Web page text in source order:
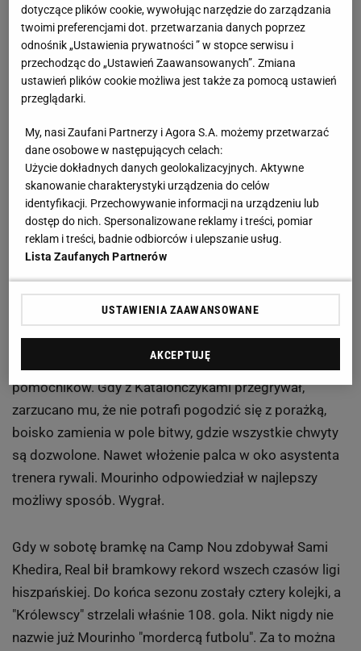
Real - BarcelonaFot. SERGIO CARMONA REUTERS
Piłka nożna: Real wziął mistrzostwo kraju,
Barcelona puchar
Rywalizacja Barcelony z Realem rozgrzewała kibiców
przez cały rok. Oba kluby mierzyły się ze sobą sześć
razy. ''Królewscy'' sięgnęli po mistrzostwo i
Superpuchar Hiszpanii, Barcelona zdobyła Puchar
Króla. A do kolejnego El Clasico może dojść już... 23
stycznia, o ile Real i Barca przejdą do ćwierćfinału
Pucharu Króla.
Tak o meczach Barcelona - Real pisaliśmy na Sport.pl:
Dziś Portugalczyk znów jest wielki, ale gdyby wymienić
zarzuty, które usłyszał od prasy i ekspertów przez
półtora roku, w "Gazecie" nie starczyłoby miejsca na
żaden inny artykuł. Gdy wchodził do szatni Realu,
Madryt drżał, że zarygluje pole karne i skaże kibiców na
nudne i frustrujące wieczory kończące się
jednobramkowymi zwycięstwami.
Po meczach z Barceloną pisano, że jest tchórzem, bo
stawia w środku pola trzech defensywnych
pomocników. Gdy z Katalończykami przegrywał,
zarzucano mu, że nie potrafi pogodzić się z porażką,
boisko zamienia w pole bitwy, gdzie wszystkie chwyty
dotyczące plików cookie, wywołując narzędzie do zarządzania
twoimi preferencjami dot. przetwarzania danych poprzez
odnośnik „Ustawienia prywatności ” w stopce serwisu i
przechodząc do „Ustawień Zaawansowanych”. Zmiana
ustawień plików cookie możliwa jest także za pomocą ustawień
przeglądarki.
My, nasi Zaufani Partnerzy i Agora S.A. możemy przetwarzać
dane osobowe w następujących celach:
Użycie dokładnych danych geolokalizacyjnych. Aktywne
skanowanie charakterystyki urządzenia do celów
identyfikacji. Przechowywanie informacji na urządzeniu lub
dostęp do nich. Spersonalizowane reklamy i treści, pomiar
reklam i treści, badnie odbiorców i ulepszanie usług.
Lista Zaufanych Partnerów
USTAWIENIA ZAAWANSOWANE
AKCEPTUJĘ